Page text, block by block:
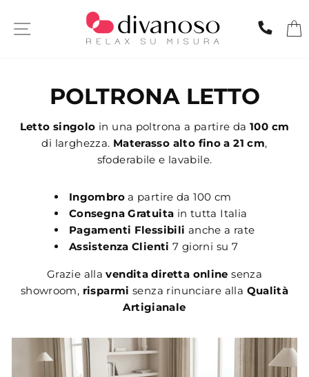
SITE NAVIGATION
POLTRONA LETTO
Letto singolo in una poltrona a partire da100 cm
di larghezza. Materasso alto fino a 21 cm,
sfoderabile e lavabile.
Ingombroa partire da 100 cm
Consegna Gratuita in tutta Italia
Pagamenti Flessibili anche a rate
Assistenza Clienti 7 giorni su 7
Grazie allavendita diretta online senza
showroom, risparmi senza rinunciare alla Qualità
Artigianale